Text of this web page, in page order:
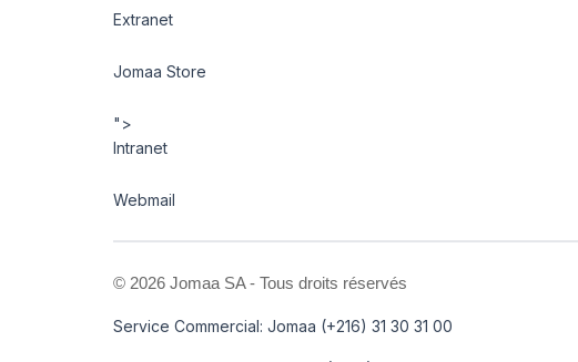
Extranet
Jomaa Store
">
Intranet
Webmail
© 2026 Jomaa SA - Tous droits réservés
Service Commercial: Jomaa (+216) 31 30 31 00